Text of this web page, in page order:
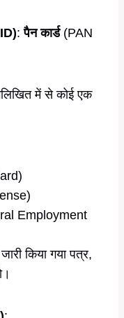
:पैन कार्ड(PAN
में से कोई एक
Employment
जारी किया गया पत्र,